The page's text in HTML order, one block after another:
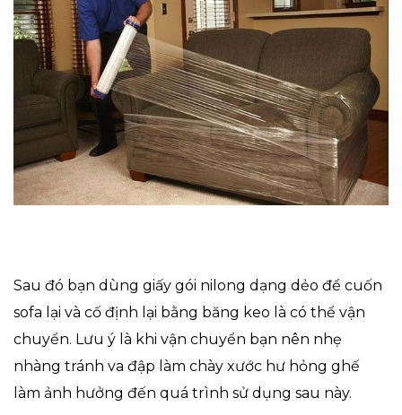
Sau đó bạn dùng giấy gói nilong dạng dẻo để cuốn
sofa lại và cố định lại bằng băng keo là có thể vận
chuyển. Lưu ý là khi vận chuyển bạn nên nhẹ
nhàng tránh va đập làm chày xước hư hỏng ghế
làm ảnh hưởng đến quá trình sử dụng sau này.